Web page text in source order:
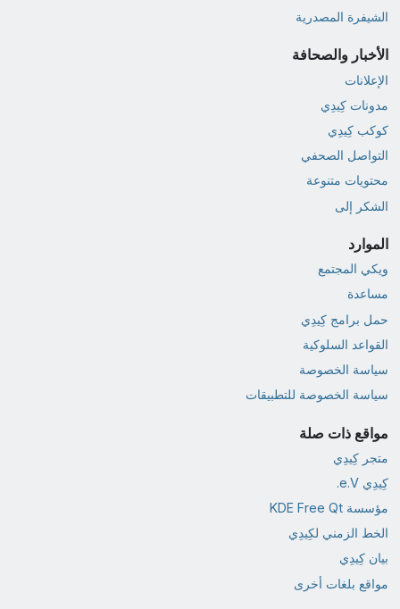
الشيفرة المصدرية
الأخبار والصحافة
الإعلانات
مدونات كِيدِي
كوكب كِيدِي
التواصل الصحفي
محتويات متنوعة
الشكر إلى
الموارد
ويكي المجتمع
مساعدة
حمل برامج كِيدِي
القواعد السلوكية
سياسة الخصوصة
سياسة الخصوصة للتطبيقات
مواقع ذات صلة
متجر كِيدِي
كِيدِي e.V.
مؤسسة KDE Free Qt
الخط الزمني لكِيدِي
بيان كِيدِي
مواقع بلغات أخرى